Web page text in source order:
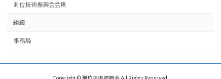
測位技術振興会会則
組織
事務局